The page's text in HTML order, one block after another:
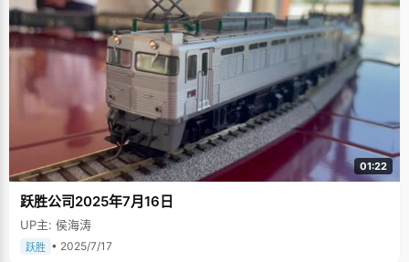
01:22
跃胜公司2025年7月16日
UP主: 侯海涛
跃胜 • 2025/7/17